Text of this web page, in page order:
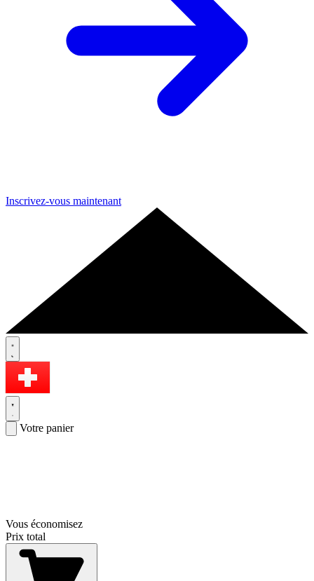
Inscrivez-vous maintenant
Votre panier
Vous économisez
Prix total